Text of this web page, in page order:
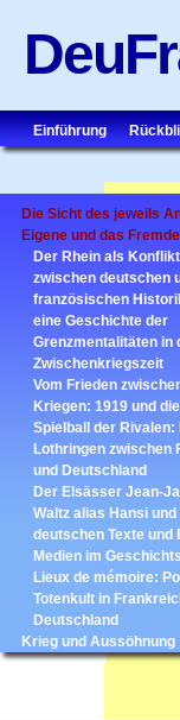
Einführung
Die Sicht des jeweils
Eigene und das Fremde
Der Rhein als
zwischen deutschen
französischen
eine Geschichte der
Grenzmentalitäten in
Zwischenkriegszeit
Vom Frieden
Kriegen: 1919 und
Spielball der Rivalen:
Lothringen zwischen
und Deutschland
Der Elsässer Jean-
Waltz alias Hansi
deutschen Texte und
Medien im
Lieux de mémoire:
Totenkult in
Deutschland
Krieg und Aussöhnung